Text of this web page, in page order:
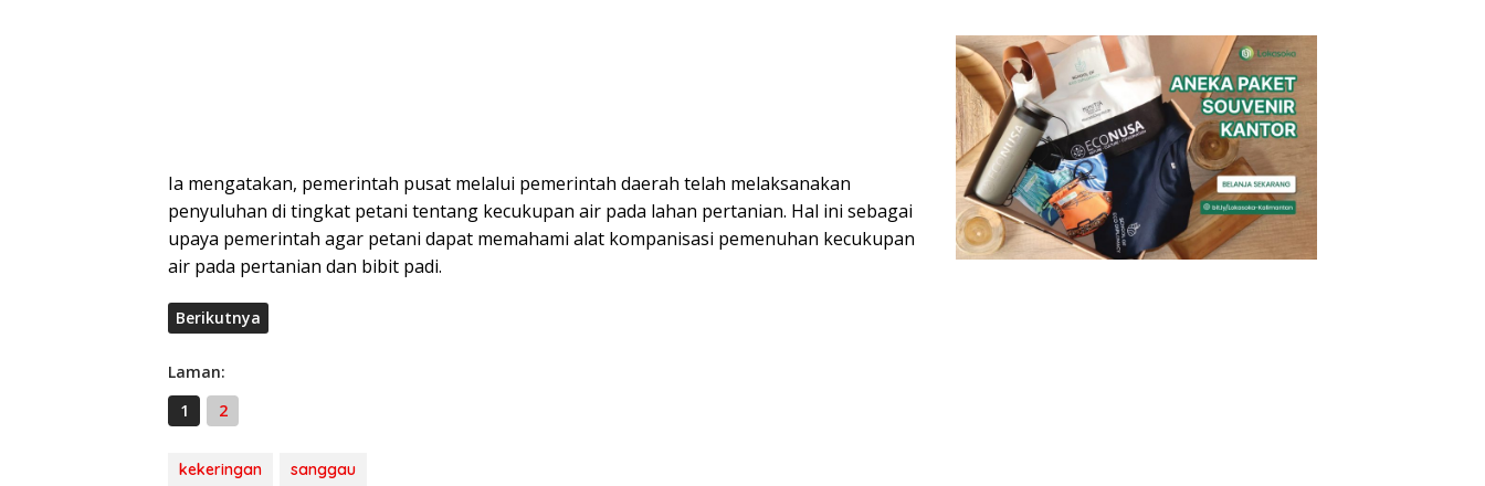
Ia mengatakan, pemerintah pusat melalui pemerintah daerah telah melaksanakan
penyuluhan di tingkat petani tentang kecukupan air pada lahan pertanian. Hal ini sebagai
upaya pemerintah agar petani dapat memahami alat kompanisasi pemenuhan kecukupan
air pada pertanian dan bibit padi.
Berikutnya
Laman:
1
2
kekeringan sanggau